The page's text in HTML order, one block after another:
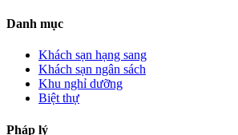
Danh mục
Khách sạn hạng sang
Khách sạn ngân sách
Khu nghỉ dưỡng
Biệt thự
Pháp lý